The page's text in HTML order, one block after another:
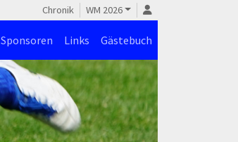
Chronik WM 2026
Sponsoren Links Gästebuch